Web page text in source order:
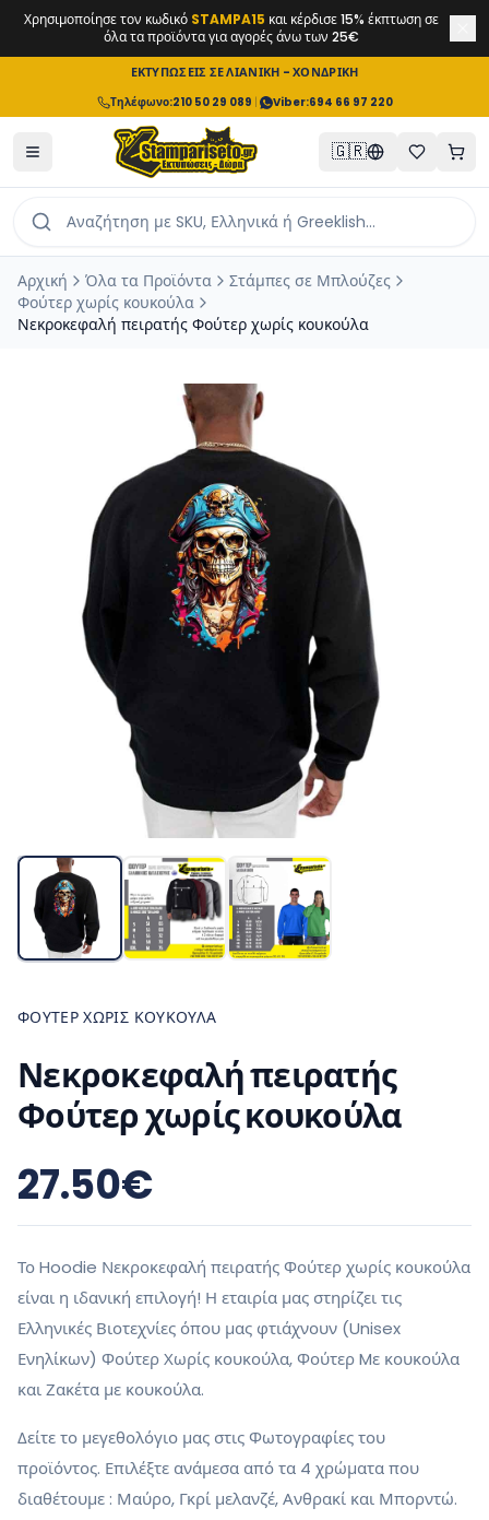
Χρησιμοποίησε τον κωδικό STAMPA15 και κέρδισε 15% έκπτωση σε
όλα τα προϊόντα για αγορές άνω των 25€
ΕΚΤΥΠΩΣΕΙΣ ΣΕ ΛΙΑΝΙΚΗ - ΧΟΝΔΡΙΚΗ
Τηλέφωνο:210 50 29 089 | Viber:694 66 97 220
🇬🇷
Αρχική Όλα τα Προϊόντα
Στάμπες σε Μπλούζες
Φούτερ χωρίς κουκούλα
Νεκροκεφαλή πειρατής Φούτερ χωρίς κουκούλα
ΦΟΎΤΕΡ ΧΩΡΊΣ ΚΟΥΚΟΎΛΑ
Νεκροκεφαλή πειρατής
Φούτερ χωρίς κουκούλα
27.50€
Το Hoodie Νεκροκεφαλή πειρατής Φούτερ χωρίς κουκούλα
είναι η ιδανική επιλογή! Η εταιρία μας στηρίζει τις
Ελληνικές Βιοτεχνίες όπου μας φτιάχνουν (Unisex
Ενηλίκων) Φούτερ Χωρίς κουκούλα, Φούτερ Mε κουκούλα
και Ζακέτα με κουκούλα.
Δείτε το μεγεθολόγιο μας στις Φωτογραφίες του
προϊόντος. Επιλέξτε ανάμεσα από τα 4 χρώματα που
διαθέτουμε : Μαύρο, Γκρί μελανζέ, Ανθρακί και Μπορντώ.